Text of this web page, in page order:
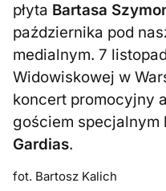
płyta Bartasa
października pod
medialnym. 7
Widowiskowej w
koncert promocyjny
gościem specjalnym
Gardias.
fot. Bartosz Kalich